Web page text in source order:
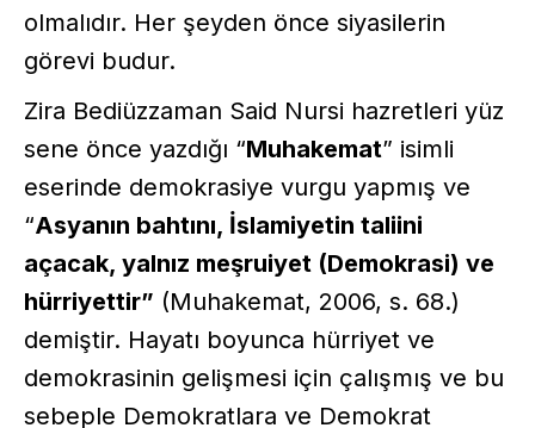
olmalıdır. Her şeyden önce siyasilerin
görevi budur.
Zira Bediüzzaman Said Nursi hazretleri yüz
sene önce yazdığı “Muhakemat” isimli
eserinde demokrasiye vurgu yapmış ve
“Asyanın bahtını, İslamiyetin taliini
açacak, yalnız meşruiyet (Demokrasi) ve
hürriyettir” (Muhakemat, 2006, s. 68.)
demiştir. Hayatı boyunca hürriyet ve
demokrasinin gelişmesi için çalışmış ve bu
sebeple Demokratlara ve Demokrat